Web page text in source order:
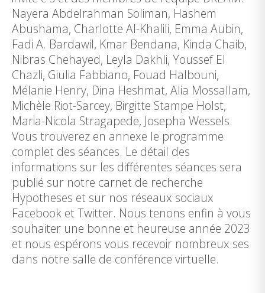
Nayera Abdelrahman Soliman, Hashem
Abushama, Charlotte Al-Khalili, Emma Aubin,
Fadi A. Bardawil, Kmar Bendana, Kinda Chaib,
Nibras Chehayed, Leyla Dakhli, Youssef El
Chazli, Giulia Fabbiano, Fouad Halbouni,
Mélanie Henry, Dina Heshmat, Alia Mossallam,
Michèle Riot-Sarcey, Birgitte Stampe Holst,
Maria-Nicola Stragapede, Josepha Wessels.
Vous trouverez en annexe le programme
complet des séances. Le détail des
informations sur les différentes séances sera
publié sur notre carnet de recherche
Hypotheses et sur nos réseaux sociaux
Facebook et Twitter. Nous tenons enfin à vous
souhaiter une bonne et heureuse année 2023
et nous espérons vous recevoir nombreux·ses
dans notre salle de conférence virtuelle.